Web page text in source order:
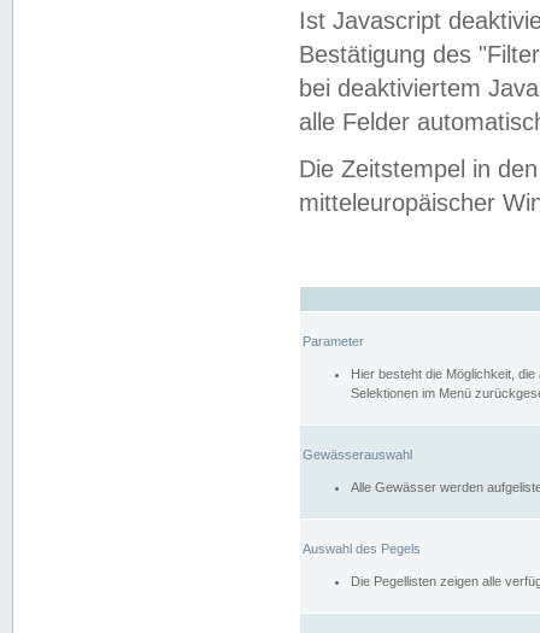
Ist Javascript
Bestätigung des
bei deaktiviertem
alle Felder
Die Zeitstempel in
mitteleuropäischer
Parameter
Hier besteht die Möglichkeit,
Selektionen im Menü
Gewässerauswahl
Alle Gewässer werden
Auswahl des Pegels
Die Pegellisten zeigen alle